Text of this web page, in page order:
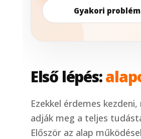
Gyakori
Első lépés:
Ezekkel érdemes
adják meg a teljes
Először az alap